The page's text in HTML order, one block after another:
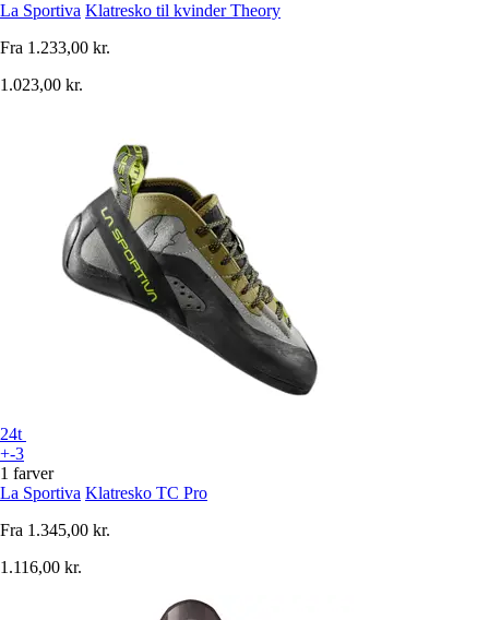
La Sportiva Klatresko til kvinder Theory
Fra 1.233,00 kr.
1.023,00 kr.
24t
+-3
1 farver
La Sportiva Klatresko TC Pro
Fra 1.345,00 kr.
1.116,00 kr.